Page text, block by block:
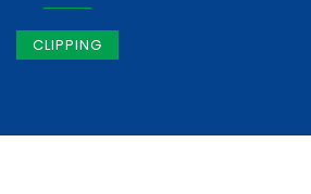
CLIPPING